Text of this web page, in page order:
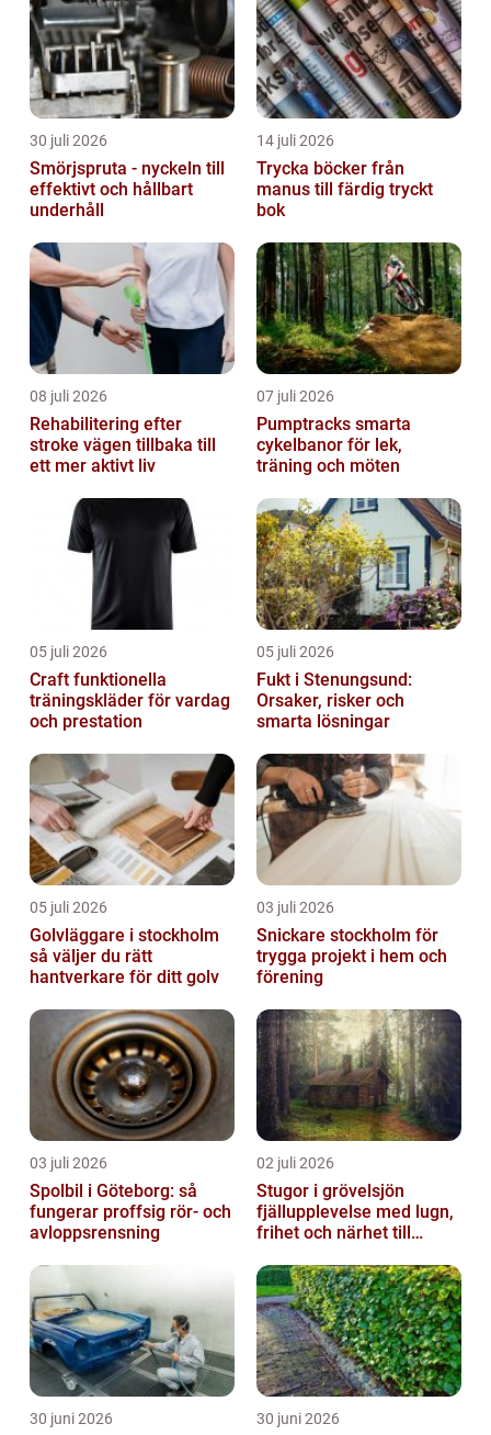
30 juli 2026
Smörjspruta - nyckeln till
effektivt och hållbart
underhåll
14 juli 2026
Trycka böcker från
manus till färdig tryckt
bok
08 juli 2026
Rehabilitering efter
stroke vägen tillbaka till
ett mer aktivt liv
07 juli 2026
Pumptracks smarta
cykelbanor för lek,
träning och möten
05 juli 2026
Craft funktionella
träningskläder för vardag
och prestation
05 juli 2026
Fukt i Stenungsund:
Orsaker, risker och
smarta lösningar
05 juli 2026
Golvläggare i stockholm
så väljer du rätt
hantverkare för ditt golv
03 juli 2026
Snickare stockholm för
trygga projekt i hem och
förening
03 juli 2026
Spolbil i Göteborg: så
fungerar proffsig rör- och
avloppsrensning
02 juli 2026
Stugor i grövelsjön
fjällupplevelse med lugn,
frihet och närhet till
30 juni 2026 30 juni 2026